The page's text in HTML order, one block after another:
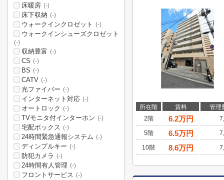
所在階 賃料
管理
2階
6.2万円
5階 6.5万円
10階 8.6万円
床暖房 (-)
床下収納 (-)
ウォークインクロゼット (-)
ウォークインシューズクロゼット
(-)
収納豊富 (-)
CS (-)
BS (-)
CATV (-)
光ファイバー (-)
インターネット対応 (-)
オートロック (-)
TVモニタ付インターホン (-)
宅配ボックス (-)
24時間緊急通報システム (-)
ディンプルキー (-)
防犯カメラ (-)
24時間有人管理 (-)
フロントサービス (-)